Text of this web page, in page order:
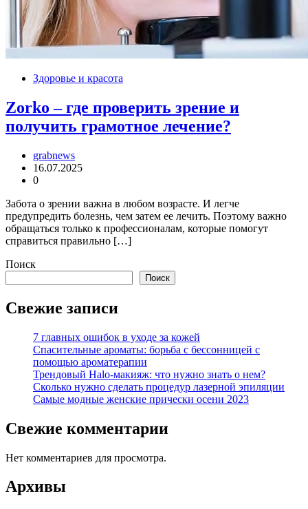
Здоровье и красота
Zorko – где проверить зрение и
получить грамотное лечение?
grabnews
16.07.2025
0
Забота о зрении важна в любом возрасте. И легче
предупредить болезнь, чем затем ее лечить. Поэтому важно
обращаться только к профессионалам, которые помогут
справиться правильно […]
Поиск
Поиск
Свежие записи
7 главных ошибок в уходе за кожей
Спасительные ароматы: борьба с бессонницей с
помощью ароматерапии
Трендовый Halo-макияж: что нужно знать о нем?
Сколько нужно сделать процедур лазерной эпиляции
Самые модные женские прически осени 2023
Свежие комментарии
Нет комментариев для просмотра.
Архивы